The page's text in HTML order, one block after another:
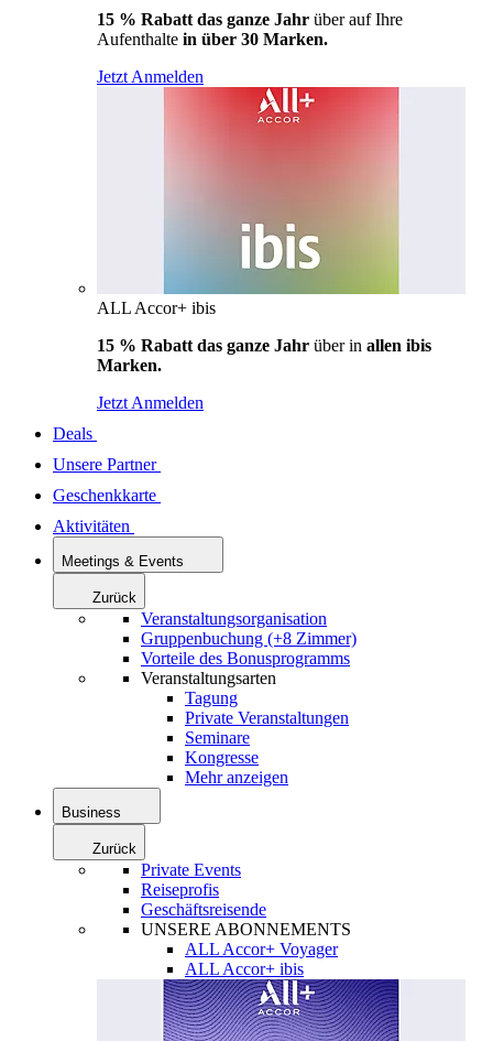
15 % Rabatt das ganze Jahr über auf Ihre
Aufenthalte in über 30 Marken.
Jetzt Anmelden
ALL Accor+ ibis
15 % Rabatt das ganze Jahr über in allen ibis
Marken.
Jetzt Anmelden
Deals
Unsere Partner
Geschenkkarte
Aktivitäten
Meetings & Events
Zurück
Veranstaltungsorganisation
Gruppenbuchung (+8 Zimmer)
Vorteile des Bonusprogramms
Veranstaltungsarten
Tagung
Private Veranstaltungen
Seminare
Kongresse
Mehr anzeigen
Business
Zurück
Private Events
Reiseprofis
Geschäftsreisende
UNSERE ABONNEMENTS
ALL Accor+ Voyager
ALL Accor+ ibis